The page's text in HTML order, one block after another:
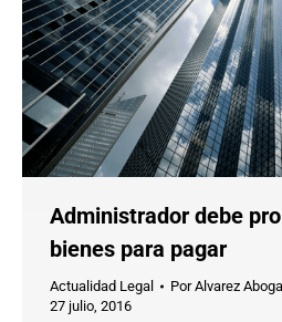
Administrador debe
bienes para pagar
Actualidad Legal PorAlvarez
27 julio, 2016